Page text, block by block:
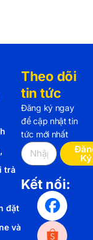
trả
đặt
và
Theo dõi
tin tức
Đăng ký ngay
để cập nhật tin
tức mới nhất
Ký
Kết nối: